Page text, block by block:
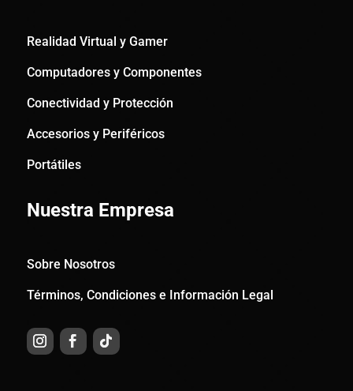
Realidad Virtual y Gamer
Computadores y Componentes
Conectividad y Protección
Accesorios y Periféricos
Portátiles
Nuestra Empresa
Sobre Nosotros
Términos, Condiciones e Información Legal